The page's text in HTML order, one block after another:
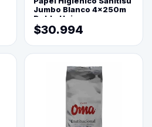
Jumbo Blanco 4x250m
Doble Hoja
$30.994